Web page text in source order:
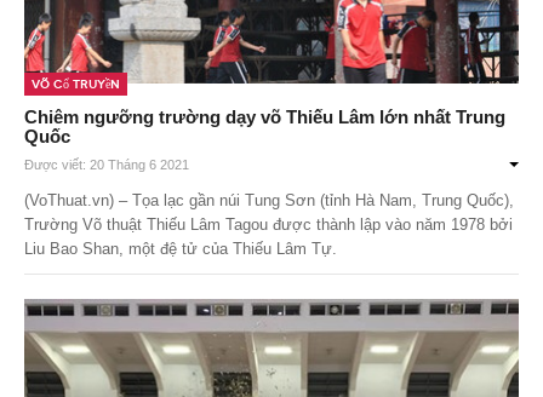
Võ Cổ Truyền
Chiêm ngưỡng trường dạy võ Thiếu Lâm lớn nhất Trung
Quốc
Được viết: 20 Tháng 6 2021
(VoThuat.vn) – Tọa lạc gần núi Tung Sơn (tỉnh Hà Nam, Trung Quốc),
Trường Võ thuật Thiếu Lâm Tagou được thành lập vào năm 1978 bởi
Liu Bao Shan, một đệ tử của Thiếu Lâm Tự.